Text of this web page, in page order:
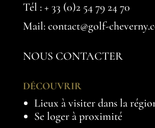
Tél :+ 33 (0)2 54 79 24 70
Mail: contact@golf-
NOUS CONTACTER
DÉCOUVRIR
Lieux à visiter dans la
Se loger à proximité